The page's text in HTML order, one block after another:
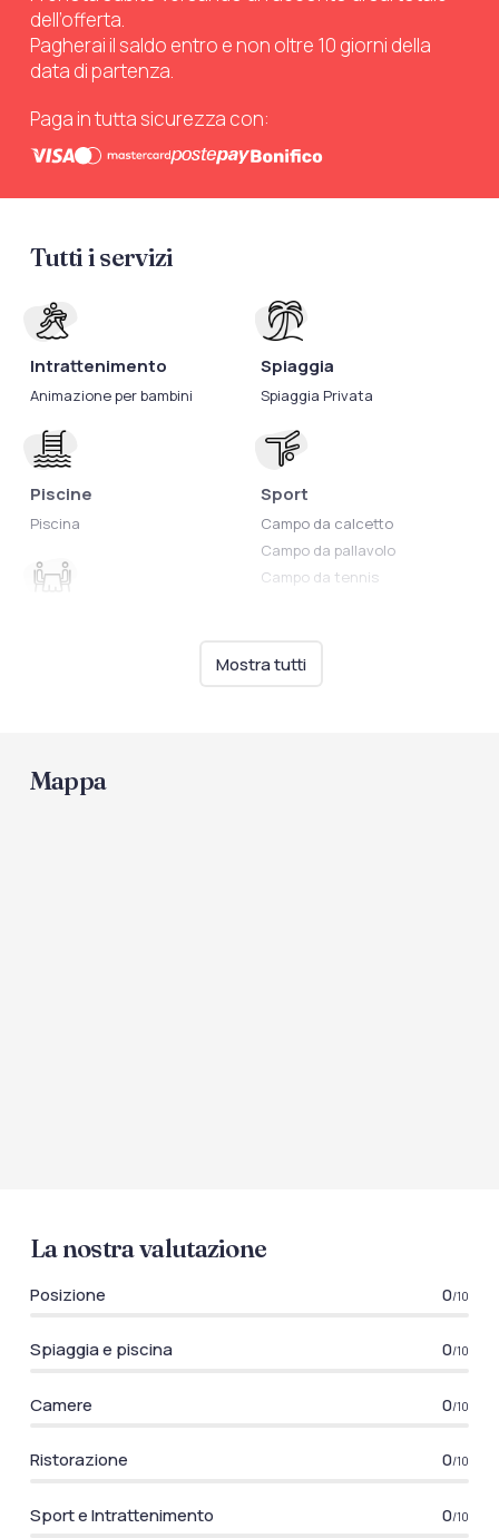
dell’offerta.
Pagherai il saldo entro e non oltre 10 giorni della
data di partenza.
Paga in tutta sicurezza con:
Tutti i servizi
Intrattenimento
Animazione per bambini
Piscine
Piscina
Spiaggia
Spiaggia Privata
Sport
Campo da calcetto
Campo da pallavolo
Campo da tennis
Mostra tutti
Mappa
La nostra valutazione
Posizione 0/10
Spiaggia e piscina 0/10
Camere 0/10
Ristorazione 0/10
Sport e Intrattenimento 0/10